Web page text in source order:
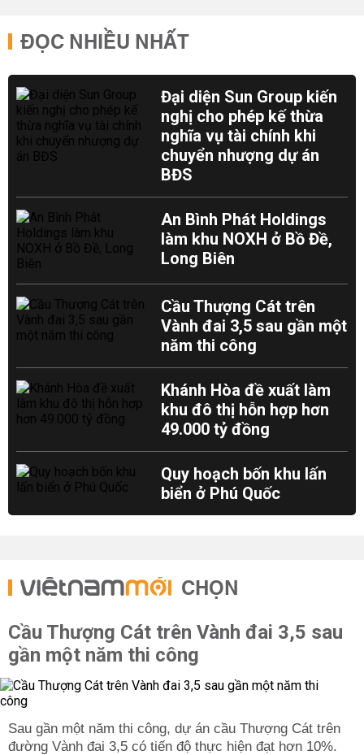
ĐỌC NHIỀU NHẤT
Đại diện Sun Group kiến
nghị cho phép kế thừa
nghĩa vụ tài chính khi
chuyển nhượng dự án
BĐS
An Bình Phát Holdings
làm khu NOXH ở Bồ Đề,
Long Biên
Cầu Thượng Cát trên
Vành đai 3,5 sau gần một
năm thi công
Khánh Hòa đề xuất làm
khu đô thị hỗn hợp hơn
49.000 tỷ đồng
Quy hoạch bốn khu lấn
biển ở Phú Quốc
CHỌN
Cầu Thượng Cát trên Vành đai 3,5 sau
gần một năm thi công
Sau gần một năm thi công, dự án cầu Thượng Cát trên
đường Vành đai 3,5 có tiến độ thực hiện đạt hơn 10%.